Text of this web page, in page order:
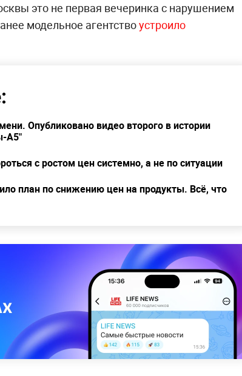
это не первая вечеринка с нарушением
модельное агентствоустроило
Опубликовано видео второго в истории
А5"
с ростом цен системно, а не по ситуации
план по снижению цен на продукты. Всё, что